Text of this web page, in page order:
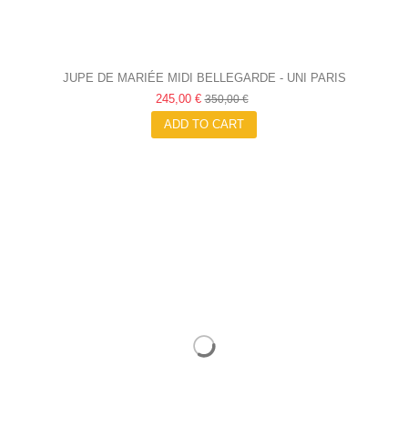
JUPE DE MARIÉE MIDI BELLEGARDE - UNI PARIS
245,00 €350,00 €
ADD TO CART